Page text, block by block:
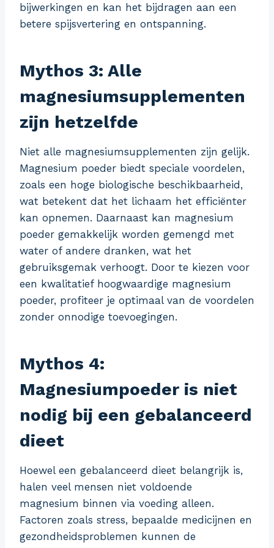
bijwerkingen en kan het bijdragen aan een
betere spijsvertering en ontspanning.
Mythos 3: Alle
magnesiumsupplementen
zijn hetzelfde
Niet alle magnesiumsupplementen zijn gelijk.
Magnesium poeder biedt speciale voordelen,
zoals een hoge biologische beschikbaarheid,
wat betekent dat het lichaam het efficiënter
kan opnemen. Daarnaast kan magnesium
poeder gemakkelijk worden gemengd met
water of andere dranken, wat het
gebruiksgemak verhoogt. Door te kiezen voor
een kwalitatief hoogwaardige magnesium
poeder, profiteer je optimaal van de voordelen
zonder onnodige toevoegingen.
Mythos 4:
Magnesiumpoeder is niet
nodig bij een gebalanceerd
dieet
Hoewel een gebalanceerd dieet belangrijk is,
halen veel mensen niet voldoende
magnesium binnen via voeding alleen.
Factoren zoals stress, bepaalde medicijnen en
gezondheidsproblemen kunnen de